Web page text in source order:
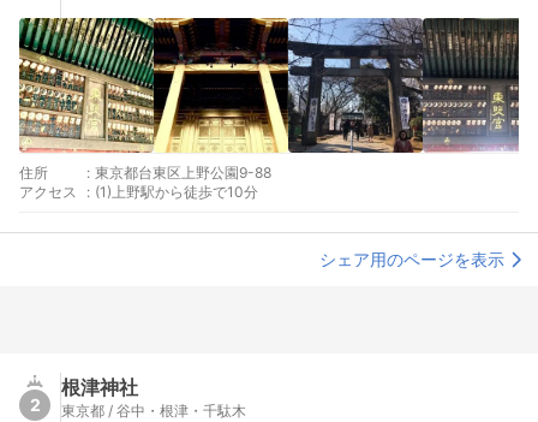
住所 : 東京都台東区上野公園9-88
アクセス
: (1)上野駅から徒歩で10分
シェア用のページを表示
2
根津神社
東京都 / 谷中・根津・千駄木